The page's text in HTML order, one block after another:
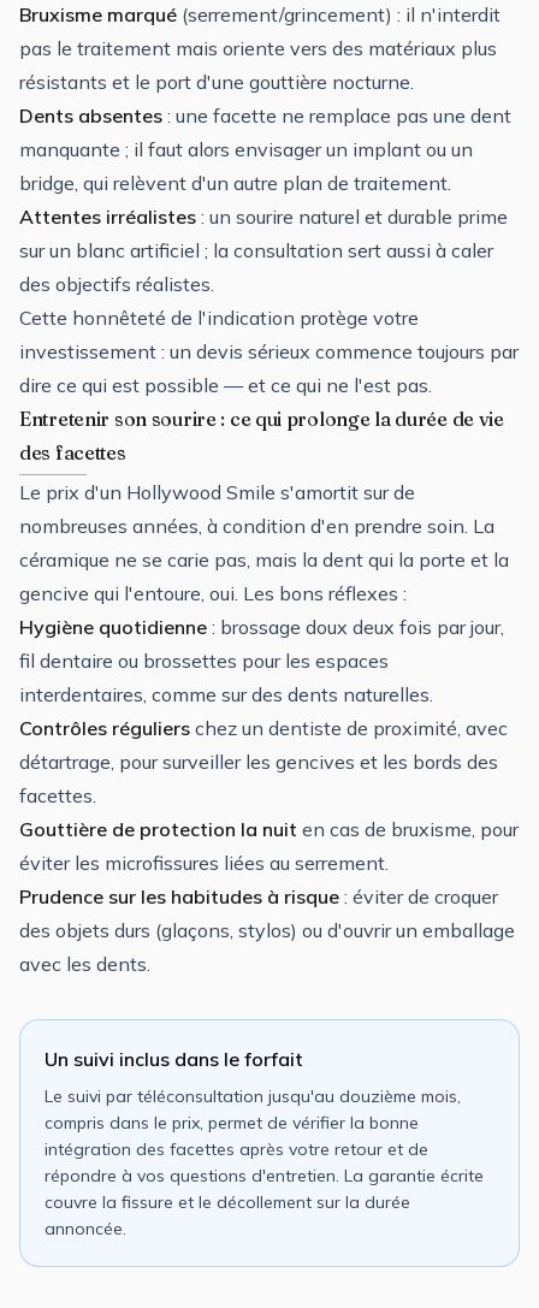
Bruxisme marqué (serrement/grincement) : il n'interdit
pas le traitement mais oriente vers des matériaux plus
résistants et le port d'une gouttière nocturne.
Dents absentes : une facette ne remplace pas une dent
manquante ; il faut alors envisager un implant ou un
bridge, qui relèvent d'un autre plan de traitement.
Attentes irréalistes : un sourire naturel et durable prime
sur un blanc artificiel ; la consultation sert aussi à caler
des objectifs réalistes.
Cette honnêteté de l'indication protège votre
investissement : un devis sérieux commence toujours par
dire ce qui est possible — et ce qui ne l'est pas.
Entretenir son sourire : ce qui prolonge la durée de vie
des facettes
Le prix d'un Hollywood Smile s'amortit sur de
nombreuses années, à condition d'en prendre soin. La
céramique ne se carie pas, mais la dent qui la porte et la
gencive qui l'entoure, oui. Les bons réflexes :
Hygiène quotidienne : brossage doux deux fois par jour,
fil dentaire ou brossettes pour les espaces
interdentaires, comme sur des dents naturelles.
Contrôles réguliers chez un dentiste de proximité, avec
détartrage, pour surveiller les gencives et les bords des
facettes.
Gouttière de protection la nuit en cas de bruxisme, pour
éviter les microfissures liées au serrement.
Prudence sur les habitudes à risque : éviter de croquer
des objets durs (glaçons, stylos) ou d'ouvrir un emballage
avec les dents.
Un suivi inclus dans le forfait
Le suivi par téléconsultation jusqu'au douzième mois,
compris dans le prix, permet de vérifier la bonne
intégration des facettes après votre retour et de
répondre à vos questions d'entretien. La garantie écrite
couvre la fissure et le décollement sur la durée
annoncée.